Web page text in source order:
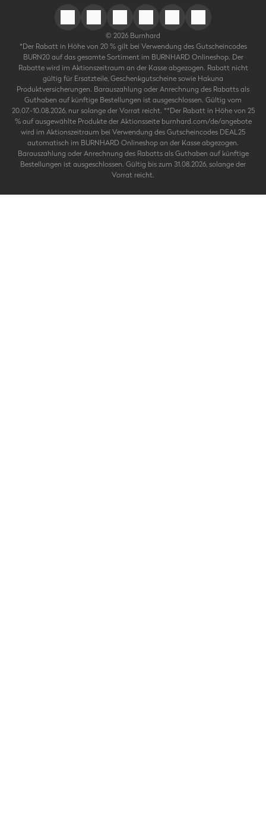
© 2026 Burnhard
*Der Rabatt in Höhe von 20 % gilt bei Verwendung des Gutscheincodes
BURN20 auf das gesamte Sortiment im BURNHARD Onlineshop. Der
Rabatte wird im Aktionszeitraum an der Kasse abgezogen. Rabatt nicht
gültig für Ersatzteile, Geschenkgutscheine sowie Hakuna
Produktversicherungen. Barauszahlung oder Anrechnung des Rabatts als
Guthaben auf künftige Bestellungen ist ausgeschlossen. Gültig vom
20.07.-10.08.2026, nur solange der Vorrat reicht. **Der Rabatt in Höhe von 25
% auf ausgewählte Produkte der Aktionsseite burnhard.com/de/angebote
wird im Aktionszeitraum bei Verwendung des Gutscheincodes DEAL25
automatisch im BURNHARD Onlineshop an der Kasse abgezogen.
Barauszahlung oder Anrechnung des Rabatts als Guthaben auf künftige
Bestellungen ist ausgeschlossen. Gültig bis zum 31.08.2026, solange der
Vorrat reicht.